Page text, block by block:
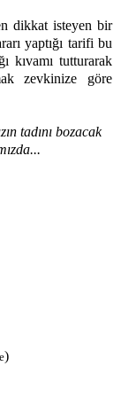
dikkat isteyen bir
yaptığı tarifi bu
kıvamı tutturarak
zevkinize göre
tadını bozacak
)